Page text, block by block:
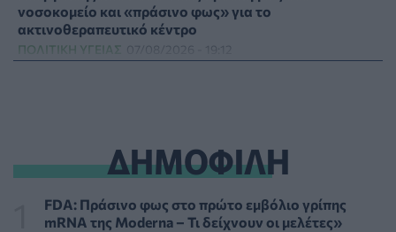
νοσοκομείο και «πράσινο φως» για το
ακτινοθεραπευτικό κέντρο
ΠΟΛΙΤΙΚΉ ΥΓΕΊΑΣ 07/08/2026 - 19:12
Τι μπορεί να μας διδάξει η νέα ταινία του Spider-Man
για την απώλεια και το πένθος
ΨΥΧΙΚΉ ΥΓΕΊΑ 07/08/2026 - 18:11
ΔΗΜΟΦΙΛΗ
FDA: Πράσινο φως στο πρώτο εμβόλιο γρίπης
mRNA της Moderna – Τι δείχνουν οι μελέτες»